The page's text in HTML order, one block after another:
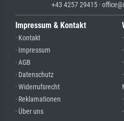
+43 4257 29415 ·
Impressum & Kontakt
· Kontakt
· Impressum
· AGB
· Datenschutz
· Widerrufsrecht
· Reklamationen
· Über uns